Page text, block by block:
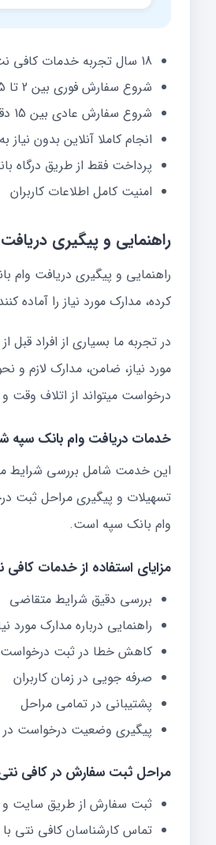
18 سال تجربه خدمات کافی نت و دولت الکترونیک
شروع سفارش فوری بین 2 تا 45 دقیقه
شروع سفارش عادی بین 15 دقیقه تا 2 ساعت
انجام کاملا آنلاین بدون
پرداخت فقط از طریق درگاه
امنیت کامل اطلاعات کاربران
راهنمایی و پیگیری
راهنمایی و پیگیری دریافت
کرده، مدارک مورد نیاز را آماده
در تجربه ما بسیاری از افراد قبل
مورد نیاز، ضامن، مدارک لازم
درخواست میتواند از اتلاف وقت
خدمات دریافت وام بانک سپه
این خدمت شامل بررسی شرایط
تسهیلات و پیگیری مراحل ثبت
وام بانک سپه است.
مزایای استفاده از خدمات کافی
بررسی دقیق شرایط متقاضی
راهنمایی درباره مدارک مورد
کاهش خطا در ثبت درخواست
صرفه جویی در زمان کاربران
پشتیبانی در تمامی مراحل
پیگیری وضعیت درخواست در
مراحل ثبت سفارش در کافی
ثبت سفارش از طریق سایت و
تماس کارشناسان کافی نتی